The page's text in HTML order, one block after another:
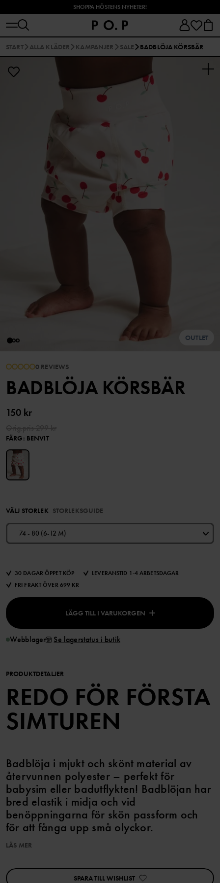
SHOPPA HÖSTENS NYHETER!
START ALLA KLÄDER KAMPANJER SALE BADBLÖJA KÖRSBÄR
OUTLET
0 REVIEWS
BADBLÖJA KÖRSBÄR
150 kr
FÄRG: BENVIT
VÄLJ STORLEK STORLEKSGUIDE
74 - 80 (6-12 M)
30 DAGAR ÖPPET KÖP
LEVERANSTID 1-4 ARBETSDAGAR
FRI FRAKT ÖVER 699 KR
LÄGG TILL I VARUKORGEN
Webblager Se lagerstatus i butik
PRODUKTDETALJER
REDO FÖR FÖRSTA
SIMTUREN
Badblöja i mjukt och skönt material av
återvunnen polyester – perfekt för
babysim eller badutflykten! Badblöjan har
bred elastik i midja och vid
benöppningarna för skön passform och
för att fånga upp små olyckor.
Artikelnummer 60603550
LÄS MER
SPARA TILL WISHLIST